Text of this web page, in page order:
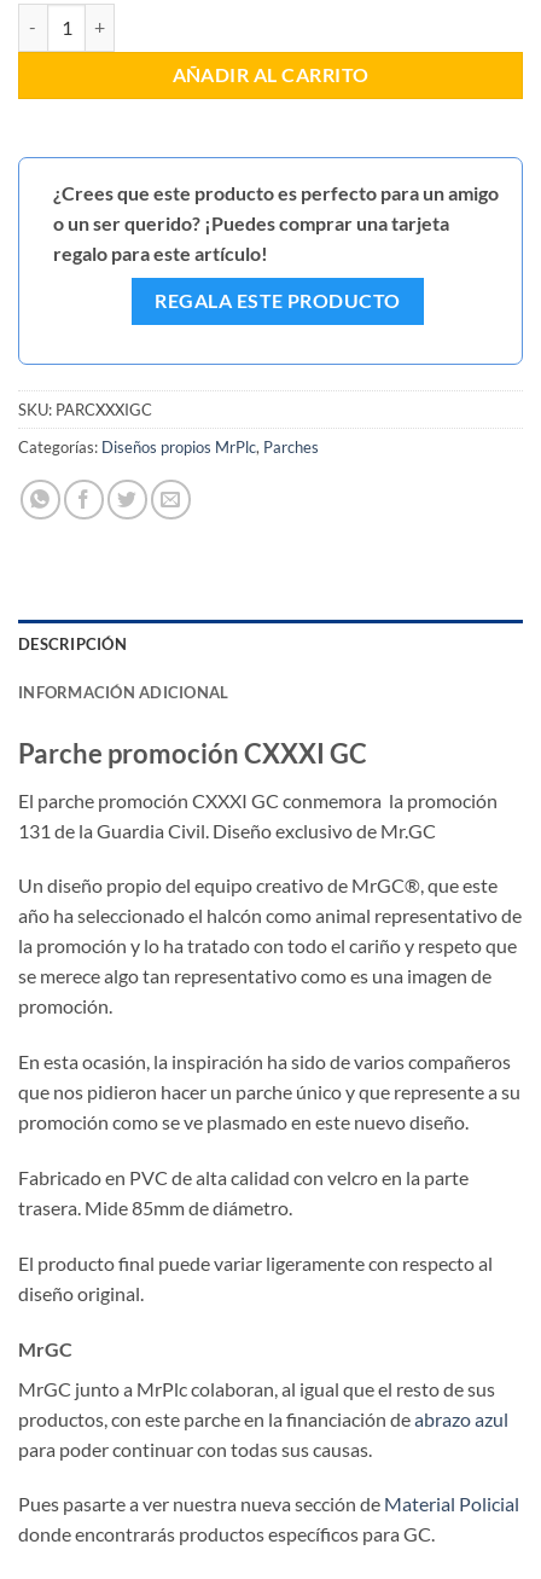
AÑADIR AL CARRITO
¿Crees que este producto es perfecto para un amigo
o un ser querido? ¡Puedes comprar una tarjeta
regalo para este artículo!
REGALA ESTE PRODUCTO
SKU: PARCXXXIGC
Categorías: Diseños propios MrPlc, Parches
DESCRIPCIÓN
INFORMACIÓN ADICIONAL
Parche promoción CXXXI GC
El parche promoción CXXXI GC conmemora la promoción
131 de la Guardia Civil. Diseño exclusivo de Mr.GC
Un diseño propio del equipo creativo de MrGC®, que este
año ha seleccionado el halcón como animal representativo de
la promoción y lo ha tratado con todo el cariño y respeto que
se merece algo tan representativo como es una imagen de
promoción.
En esta ocasión, la inspiración ha sido de varios compañeros
que nos pidieron hacer un parche único y que represente a su
promoción como se ve plasmado en este nuevo diseño.
Fabricado en PVC de alta calidad con velcro en la parte
trasera. Mide 85mm de diámetro.
El producto final puede variar ligeramente con respecto al
diseño original.
MrGC
MrGC junto a MrPlc colaboran, al igual que el resto de sus
productos, con este parche en la financiación deabrazo azul
para poder continuar con todas sus causas.
Pues pasarte a ver nuestra nueva sección de Material Policial
donde encontrarás productos específicos para GC.